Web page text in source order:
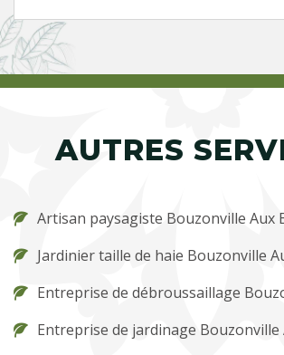
AUTRES
Artisan paysagiste Bouzonville Aux
Jardinier taille de haie Bouzonville
Entreprise de débroussaillage
Entreprise de jardinage Bouzonville